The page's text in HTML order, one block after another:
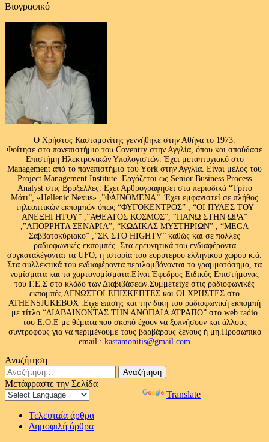
Βιογραφικό
Ο Χρήστος Κασταμονίτης γεννήθηκε στην Αθήνα το 1973.
Φοίτησε στο πανεπιστήμιο του Coventry στην Αγγλία, όπου και σπούδασε
Επιστήμη Ηλεκτρονικών Υπολογιστών. Έχει μεταπτυχιακό στο
Management από το πανεπιστήμιο του Υork στην Αγγλία. Είναι μέλος του
Project Management Institute. Εργάζεται ως Senior Business Process
Analyst στις Βρυξελλες. Εχει Αρθρογραφησει στα περιοδικά “Τρίτο
Μάτι”, «Hellenic Nexus» ,”ΦΑΙΝΟΜΕΝΑ”. Έχει εμφανιστεί σε πλήθος
τηλεοπτικών εκπομπών όπως “ΦΥΓΟΚΕΝΤΡΟΣ” , “ΟΙ ΠΥΛΕΣ ΤΟΥ
ΑΝΕΞΗΓΗΤΟΥ” ,”ΑΘΕΑΤΟΣ ΚΟΣΜΟΣ”, “ΠΑΝΩ ΣΤΗΝ ΩΡΑ”
,”ΑΠΟΡΡΗΤΑ ΣΕΝΑΡΙΑ”, “ΚΩΔΙΚΑΣ ΜΥΣΤΗΡΙΩΝ” , “MEGA
Σαββατοκύριακο” ,”ΣΚ ΣΤΟ HIGHTV” καθώς και σε πολλές
ραδιοφωνικές εκπομπές .Στα ερευνητικά του ενδιαφέροντα
συγκαταλέγονται τα UFO, η ιστορία του ευρύτερου ελληνικού χώρου κ.ά.
Στα συλλεκτικά του ενδιαφέροντα περιλαμβάνονται τα γραμματόσημα, τα
νομίσματα και τα χαρτονομίσματα.Είναι Έφεδρος Ειδικός Επιστήμονας
του Γ.Ε.Σ στο κλάδο των Διαβιβάσεων.Συμμετείχε στις ραδιοφωνικές
εκπομπές ΑΓΝΩΣΤΟΙ ΕΠΙΣΚΕΠΤΕΣ και ΟΙ ΧΡΗΣΤΕΣ στο
ATHENSJUKEBOX .Ειχε επισης και την δική του ραδιοφωνική εκπομπή
με τίτλο “ΔΙΑΒΑΙΝΟΝΤΑΣ ΤΗΝ ΑΝΟΠΑΙΑ ΑΤΡΑΠΟ” στο web radio
του Ε.Ο.Ε με θέματα που σκοπό έχουν να ξυπνήσουν και άλλους
συντρόφους για να περιμένουμε τους βαρβάρους ξένους ή μη.Προσωπικό
email : kastamonitis@gmail.com
Αναζήτηση
Αναζήτηση
για:
Μετάφραστε την Σελίδα
Translate
Τελευταία άρθρα
Δημοφιλή άρθρα